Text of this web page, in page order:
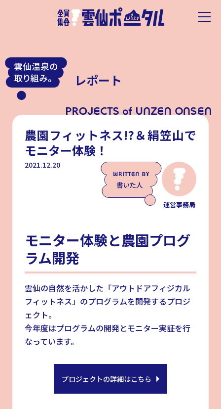
レポート
2021.12.20
農園フィットネス!?＆絹笠山で
モニター体験！
運営事務局
モニター体験と農園プログ
ラム開発
雲仙の自然を活かした「アウトドアフィジカル
フィットネス」のプログラムを開発するプロジ
ェクト。
今年度はプログラムの開発とモニター実証を行
なっています。
プロジェクトの詳細はこちら